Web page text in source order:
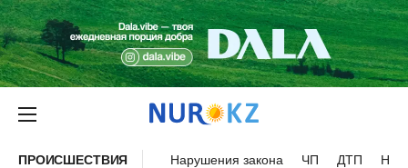
ПРОИСШЕСТВИЯ Нарушения закона ЧП ДТП